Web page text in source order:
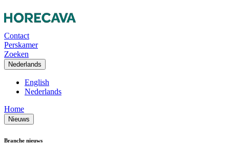
Contact
Perskamer
Zoeken
Nederlands
English
Nederlands
Home
Nieuws
Branche nieuws